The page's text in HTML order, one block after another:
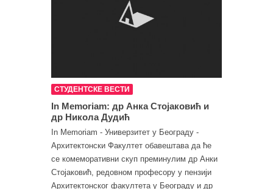
СТУДЕНТСКЕ ВЕСТИ
In Memoriam: др Анка Стојаковић и
др Никола Дудић
In Memoriam - Универзитет у Београду -
Архитектонски Факултет обавештава да ће
се комеморативни скуп преминулим др Анки
Стојаковић, редовном професору у пензији
Архитектонског факултета у Београду и др